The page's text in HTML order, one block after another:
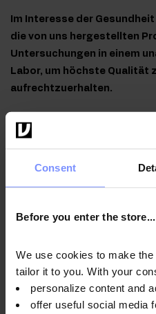
Consent
Before you enter the store...
We use cookies to make
tailor it to you. With your
personalize content and
offer useful social media
Im Interesse der
die von uns hergestellten
Untersuchungen in einem
Labor, um höchste Qualität
aufrechtzuerhalten.
OstroVit Pharma
02.03.2026
OstroVit Pharma Beef